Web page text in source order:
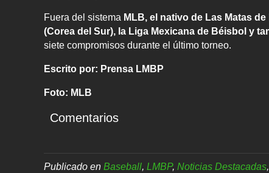
Fuera del sistema MLB, el nativo de Las Matas de
(Corea del Sur), la Liga Mexicana de Béisbol y
siete compromisos durante el último torneo.
Escrito por: Prensa LMBP
Foto: MLB
Comentarios
Publicado en Baseball, LMBP, Noticias Destacadas,